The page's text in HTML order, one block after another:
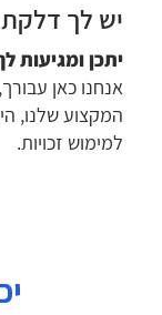
יש לך
יתכן ומגיעות
אנחנו כאן
המקצוע שלנו,
למימוש זכויות.